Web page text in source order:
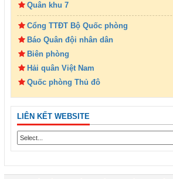
Quân khu 7
Cổng TTĐT Bộ Quốc phòng
Báo Quân đội nhân dân
Biên phòng
Hải quân Việt Nam
Quốc phòng Thủ đô
LIÊN KẾT WEBSITE